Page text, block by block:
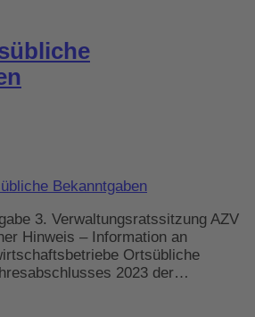
3. Verwaltungsratssitzung AZV
Hinweis – Information an
Ortsübliche
2023 der…